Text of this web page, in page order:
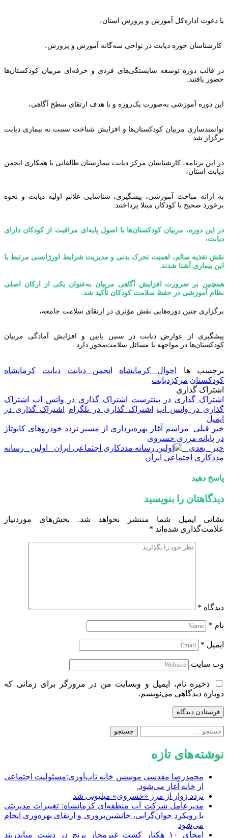
با دعوت اداره‌کل آموزش و پرورش استان،
کارشناسان حوزه دیابت در نواحی سه‌گانه آموزش و پرورش،
در قالب دوره توسعه شایستگی‌های فردی و حرفه‌ای مربیان کودکستان‌ها
حضور یافتند.
این دوره آموزشی به‌صورت یک‌روزه و با هدف ارتقای سطح آگاهی،
توانمندسازی مربیان کودکستان‌ها و افزایش شناخت نسبت به بیماری دیابت
برگزار شد.
در این برنامه، کارشناسان مرکز دیابت بیمارستان طالقانی با همکاری انجمن
دیابت استان،
به ارائه مباحث آموزشی، پیشگیری، شناسایی علائم اولیه دیابت و نحوه
برخورد صحیح با کودکان مبتلا پرداختند.
در این دوره، مربیان کودکستان‌ها با اصول پایه‌ای مراقبت از کودکان دارای
دیابت،
نقش تغذیه سالم، اهمیت تحرک بدنی و مدیریت شرایط اورژانسی مرتبط با
این بیماری آشنا شدند.
همچنین بر ضرورت افزایش آگاهی مربیان به‌عنوان یکی از ارکان اصلی
نظام آموزشی در حفظ سلامت کودکان تأکید شد.
برگزاری چنین دوره‌هایی نقش مؤثری در ارتقای سلامت جامعه،
پیشگیری از عوارض دیابت در سنین پایین و افزایش آمادگی مربیان
کودکستان‌ها در مواجهه با مسائل سلامت‌محور دارد.
برچسب ها احوال کرمانشاه انجمن دیابت دیابت
کرمانشاه
کودکستان مرکزدیابت
اشتراک گذاری
اشتراک گذاری در پینترست
اشتراک گذاری در واتس اپ
اشتراک
گذاری در واتس اپ
اشتراک گذاری در تلگرام
اشتراک گذاری در
ایمیل
خبر قبلی
مراسم آغاز بهره‌برداری از مسیر تردد خودرو‌های کاپوتاژ
در پایانه مرزی خسروی
خبر بعدی
اولین رسانه
مددکاری اجتماعی ایران
پاسخ دهید
دیدگاهتان را بنویسید
نشانی ایمیل شما منتشر نخواهد شد.
بخش‌های موردنیاز
علامت‌گذاری شده‌اند *
دیدگاه *
نام *
ایمیل *
وب‌ سایت
ذخیره نام، ایمیل و وبسایت من در مرورگر برای زمانی که
دوباره دیدگاهی می‌نویسم.
جستجو
برای:
نوشته‌های تازه
محمدرضا مقدسی موسس خانه تاب‌آوری:مسئولیت اجتماعی
از خانه آغاز می‌شود.
تردد زوار از مرز «خسروی» میلیونی شد
مدیرعامل شرکت آب منطقه‌ای کرمانشاه: تغییرات مدیریتی
با رویکرد جوان‌گرایی، جانشین‌پروری و ارتقای بهره‌وری انجام
می‌شود
امحای ۱۰ هکتار کشت غیرمجاز برنج در دشت میاندربند